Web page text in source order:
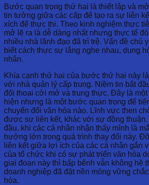
Bước quan trọng thứ hai là thiết lập và
tin tưởng giữa các cấp để tạo ra sự liên
xích để thực thi. Theo kinh nghiệm thực
mở lẽ ra là dễ dàng nhất nhưng thực tế
nhiều nhà lãnh đạo đã trì trệ. Vấn đề chủ
biết cách thực sự lắng nghe nhau, dung
nhân.
Khía cạnh thứ hai của bước thứ hai này
với nhà quản lý cấp trung. Niềm tin bắt
đối thoại cởi mở và trung thực. Đây là
hiện nhưng là một bước quan trọng để
chuyển đổi văn hóa nào. Lĩnh vực then
được sự liên kết, khác với sự đồng
đầu, khi các cá nhân nhận thấy mình là
hưởng lớn trong quá trình thay đổi này.
liên kết giữa lợi ích của các cá nhân gắn
của tổ chức khi có sự phát triển văn hóa
giai đoạn này thì bấp bênh vẫn không hề
doanh nghiệp đã đặt nền móng vững
hóa.